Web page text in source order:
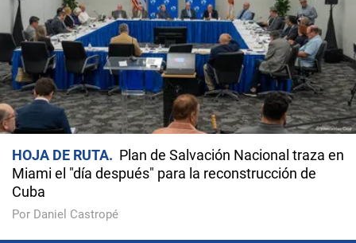
HOJA DE RUTA
Plan de Salvación Nacional traza en
Miami el "día después" para la reconstrucción de
Cuba
Por Daniel Castropé